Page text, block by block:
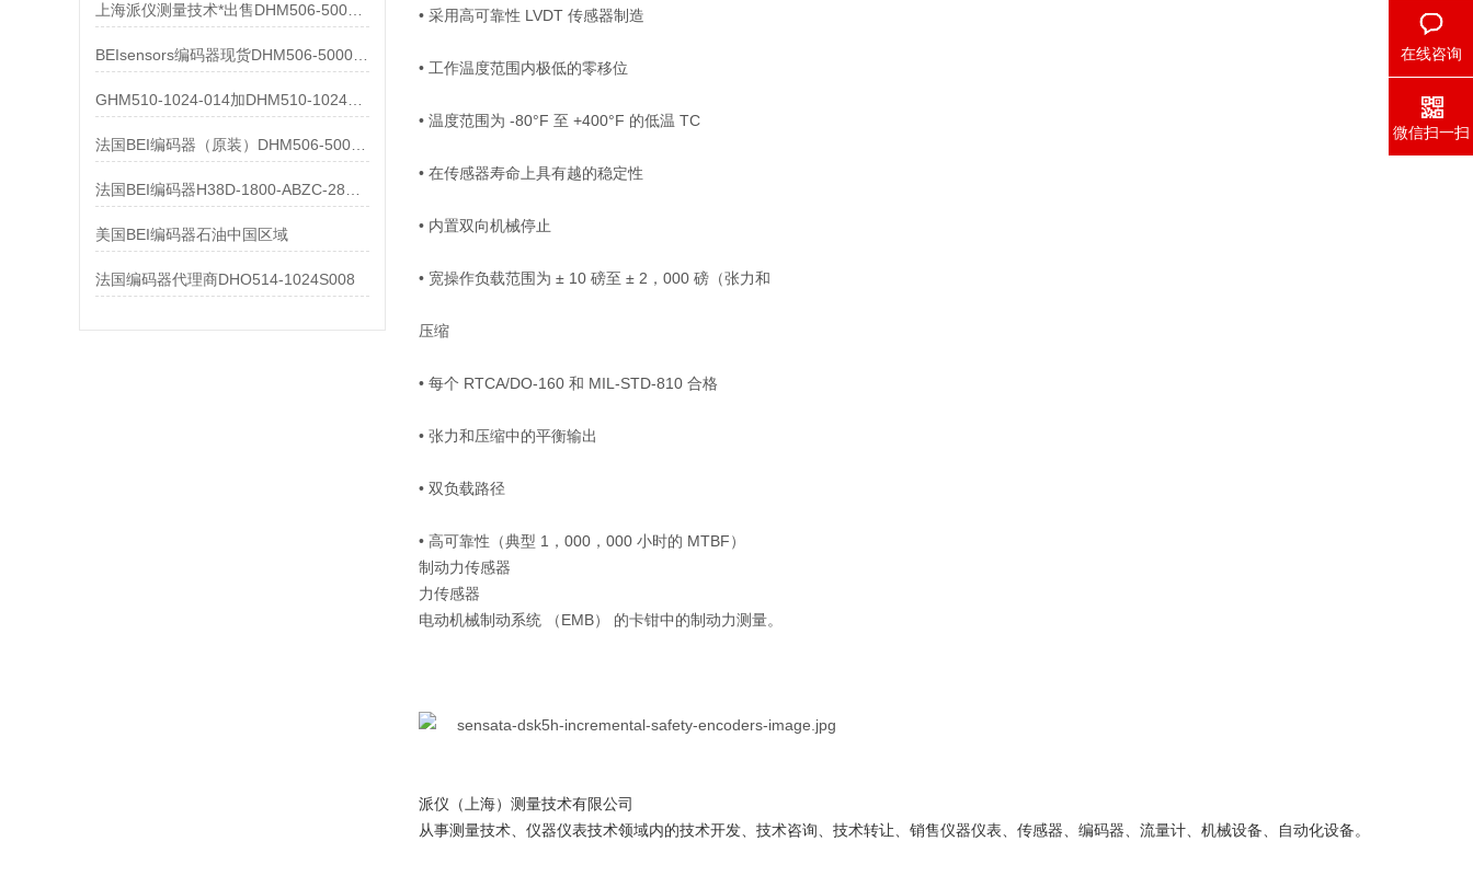
上海派仪测量技术*出售DHM506-5000-002
BEIsensors编码器现货DHM506-5000-002
GHM510-1024-014加DHM510-1024S003都有货
法国BEI编码器（原装）DHM506-5000-002清仓处理
美国BEI编码器石油中国区域
法国编码器代理商DHO514-1024S008
• 采用高可靠性 LVDT 传感器制造
• 工作温度范围内极低的零移位
• 温度范围为 -80°F 至 +400°F 的低温 TC
• 在传感器寿命上具有越的稳定性
• 内置双向机械停止
• 宽操作负载范围为 ± 10 磅至 ± 2，000 磅（张力和
压缩
• 每个 RTCA/DO-160 和 MIL-STD-810 合格
• 张力和压缩中的平衡输出
• 双负载路径
• 高可靠性（典型 1，000，000 小时的 MTBF）
制动力传感器
力传感器
电动机械制动系统 （EMB） 的卡钳中的制动力测量。
派仪（上海）测量技术有限公司
从事测量技术、仪器仪表技术领域内的技术开发、技术咨询、技术转让、销售仪器仪表、传感器、编码器、流量计、机械设备、自动化设备。
在线咨询
微信扫一扫